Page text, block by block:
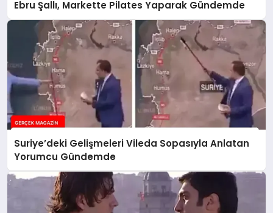
Ebru Şallı, Markette Pilates Yaparak Gündemde
Suriye’deki Gelişmeleri Vileda Sopasıyla Anlatan
Yorumcu Gündemde